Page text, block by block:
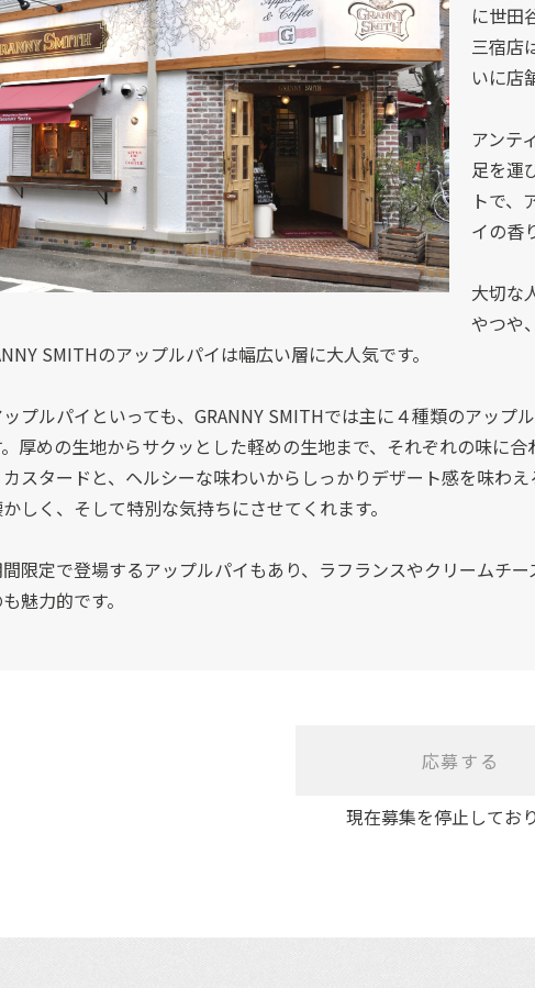
に世田
三宿店
いに店
アンテ
足を運
トで、
イの香
大切な
やつや
SMITHのアップルパイは幅広い層に大人気です。
プルパイといっても、GRANNY SMITHでは主に４種類のアッ
厚めの生地からサクッとした軽めの生地まで、それぞれの味に
スタードと、ヘルシーな味わいからしっかりデザート感を味わ
しく、そして特別な気持ちにさせてくれます。
間限定で登場するアップルパイもあり、ラフランスやクリームチ
魅力的です。
応募する
現在募集を停止してお